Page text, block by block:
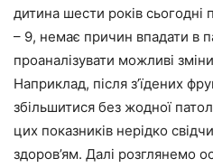
дитина шести років сьогодні
– 9, немає причин впадати в
проаналізувати можливі
Наприклад, після з’їдених
збільшитися без жодної
цих показників нерідко
здоров’ям. Далі розглянемо